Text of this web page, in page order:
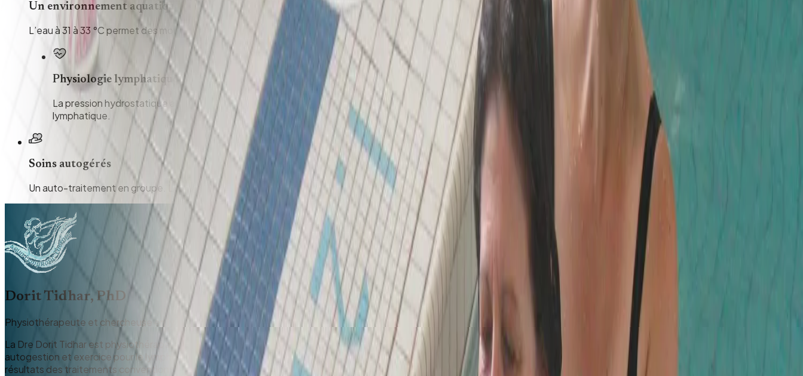
Un environnement aquatique
L’eau à 31 à 33 °C permet des mouvements lents sans augmenter l’œdème. La flottabilité soutient le membre, l’exercice et l’automassage demandent un effort minimal.
Physiologie lymphatique
La pression hydrostatique augmente le retour lymphatique et veineux, comme un vêtement de compression, associée à l’anatomie et la physiologie du système
lymphatique.
Soins autogérés
Un auto-traitement en groupe. Les participants reçoivent des relevés de mesures mensuels et choisissent les exercices qui les aident le plus.
Dorit Tidhar, PhD
Physiothérapeute et chercheuse en lymphœdème
La Dre Dorit Tidhar est physiothérapeute, formée à la gestion du lymphœdème par la professeure Judith Casley-Smith en 1999 et certifiée par elle comme enseignante en
autogestion et exercice pour le lymphœdème en 2003. Elle a conçu l’Aqua Lymphatic Therapy pour aider les personnes atteintes de lymphœdème à maintenir et améliorer les
résultats des traitements conventionnels.